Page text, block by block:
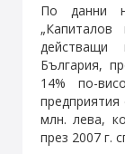
По данни
действащи
България,
14% по-
млн. лева,
през 2007 г.